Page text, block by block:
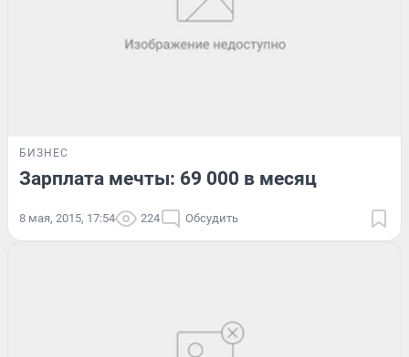
БИЗНЕС
Зарплата мечты: 69 000 в месяц
8 мая, 2015, 17:54 224 Обсудить